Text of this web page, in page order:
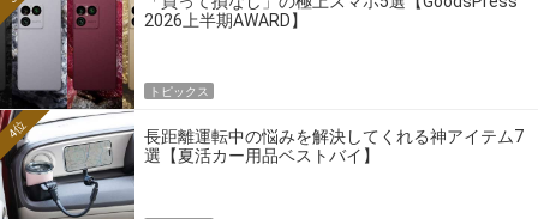
2026上半期AWARD】
トピックス
長距離運転中の悩みを解決してくれる神アイテム7
選【夏活カー用品ベストバイ】
4位